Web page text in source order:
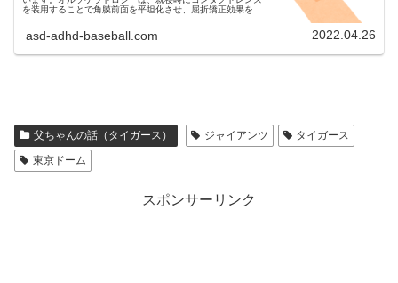
を装用することで角膜前面を平坦化させ、屈折矯正効果を得
（ASD）とADHD診断済...
asd-adhd-baseball.com 2022.04.26
父ちゃんの話（タイガース） ジャイアンツ
タイガース
東京ドーム
スポンサーリンク